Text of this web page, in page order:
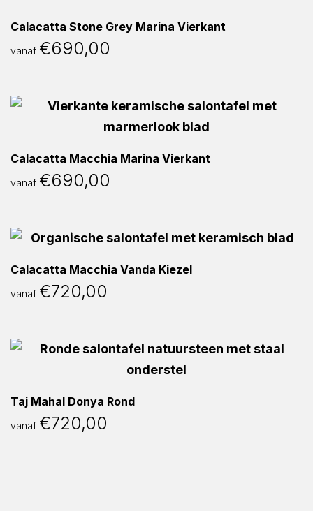
Calacatta Stone Grey Marina Vierkant
vanaf €690,00
Calacatta Macchia Marina Vierkant
vanaf €690,00
Calacatta Macchia Vanda Kiezel
vanaf €720,00
Taj Mahal Donya Rond
vanaf €720,00